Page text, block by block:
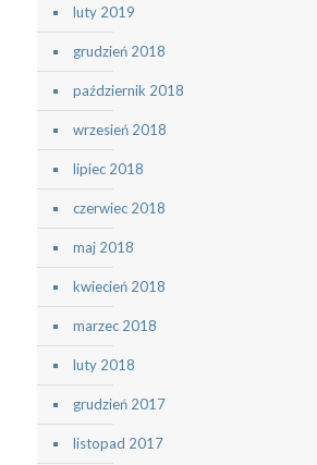
luty 2019
grudzień 2018
październik 2018
wrzesień 2018
lipiec 2018
czerwiec 2018
maj 2018
kwiecień 2018
marzec 2018
luty 2018
grudzień 2017
listopad 2017